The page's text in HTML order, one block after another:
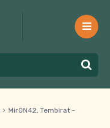
MirON42, Tembirat -